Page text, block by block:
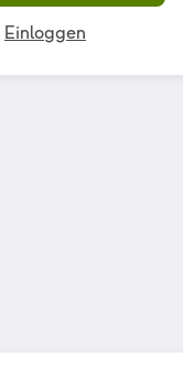
Einloggen